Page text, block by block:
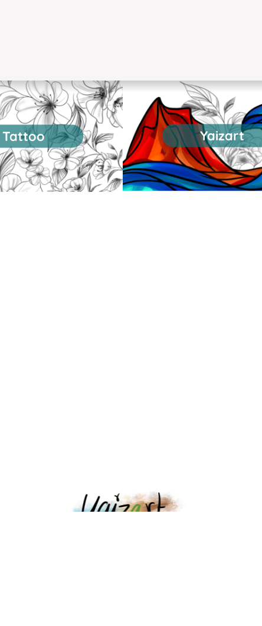
Tattoo Yaizart